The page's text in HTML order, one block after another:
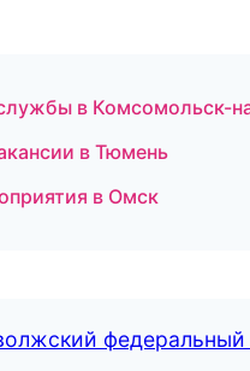
в Комсомольск-
в Тюмень
в Омск
федеральный